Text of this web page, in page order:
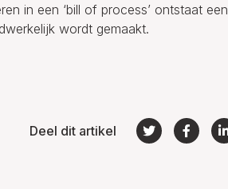
in een ‘bill of process’ ontstaat een
wordt gemaakt.
Deel dit artikel